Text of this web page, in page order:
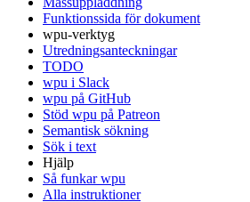
Funktionssida för dokument
wpu-verktyg
Utredningsanteckningar
TODO
wpu i Slack
wpu på GitHub
Stöd wpu på Patreon
Semantisk sökning
Sök i text
Hjälp
Så funkar wpu
Alla instruktioner